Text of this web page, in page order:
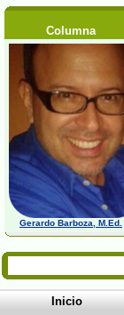
Columna
Gerardo Barboza, M.Ed.
Inicio